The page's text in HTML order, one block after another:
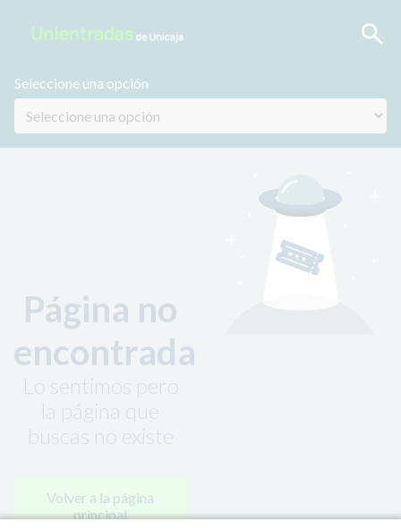
Seleccione una opción
Página no
encontrada
Lo sentimos pero
la página que
buscas no existe
Volver a la página
principal